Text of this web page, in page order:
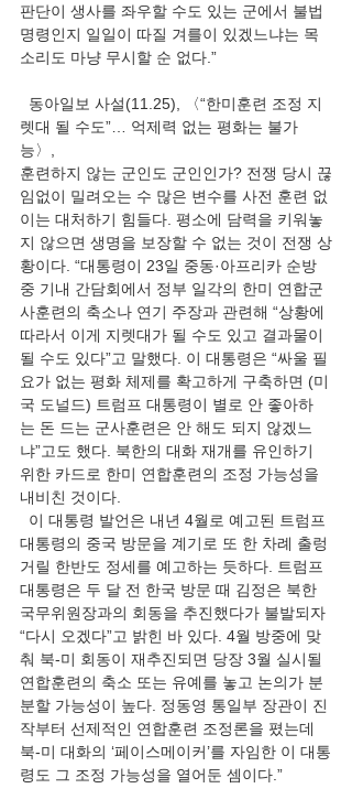
판단이 생사를 좌우할 수도 있는 군에서 불법
명령인지 일일이 따질 겨를이 있겠느냐는 목
소리도 마냥 무시할 순 없다.”
동아일보 사설(11.25), 〈“한미훈련 조정 지
렛대 될 수도”… 억제력 없는 평화는 불가
능〉,
훈련하지 않는 군인도 군인인가? 전쟁 당시 끊
임없이 밀려오는 수 많은 변수를 사전 훈련 없
이는 대처하기 힘들다. 평소에 담력을 키워놓
지 않으면 생명을 보장할 수 없는 것이 전쟁 상
황이다. “대통령이 23일 중동·아프리카 순방
중 기내 간담회에서 정부 일각의 한미 연합군
사훈련의 축소나 연기 주장과 관련해 “상황에
따라서 이게 지렛대가 될 수도 있고 결과물이
될 수도 있다”고 말했다. 이 대통령은 “싸울 필
요가 없는 평화 체제를 확고하게 구축하면 (미
국 도널드) 트럼프 대통령이 별로 안 좋아하
는 돈 드는 군사훈련은 안 해도 되지 않겠느
냐”고도 했다. 북한의 대화 재개를 유인하기
위한 카드로 한미 연합훈련의 조정 가능성을
내비친 것이다.
이 대통령 발언은 내년 4월로 예고된 트럼프
대통령의 중국 방문을 계기로 또 한 차례 출렁
거릴 한반도 정세를 예고하는 듯하다. 트럼프
대통령은 두 달 전 한국 방문 때 김정은 북한
국무위원장과의 회동을 추진했다가 불발되자
“다시 오겠다”고 밝힌 바 있다. 4월 방중에 맞
춰 북-미 회동이 재추진되면 당장 3월 실시될
연합훈련의 축소 또는 유예를 놓고 논의가 분
분할 가능성이 높다. 정동영 통일부 장관이 진
작부터 선제적인 연합훈련 조정론을 폈는데
북-미 대화의 ‘페이스메이커’를 자임한 이 대통
령도 그 조정 가능성을 열어둔 셈이다.”